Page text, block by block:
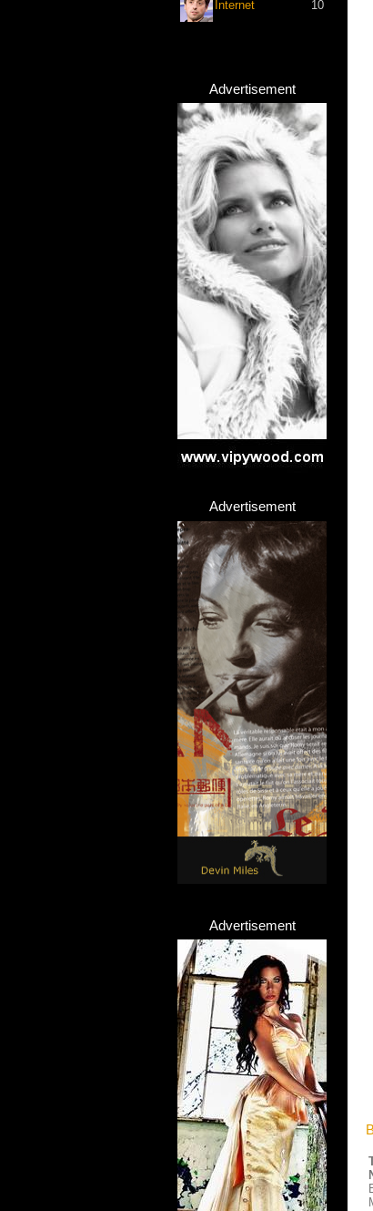
Internet 10
Advertisement
Advertisement
Advertisement